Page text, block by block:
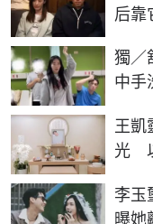
后靠
獨／
中手
王凱
光
李玉
曝她